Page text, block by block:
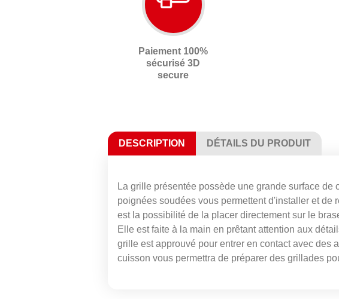
Paiement 100%
sécurisé 3D
secure
DESCRIPTION DÉTAILS DU PRODUIT
La grille présentée possède une grande surface
poignées soudées vous permettent d'installer et
est la possibilité de la placer directement sur le
Elle est faite à la main en prêtant attention aux
grille est approuvé pour entrer en contact avec des
cuisson vous permettra de préparer des grillades